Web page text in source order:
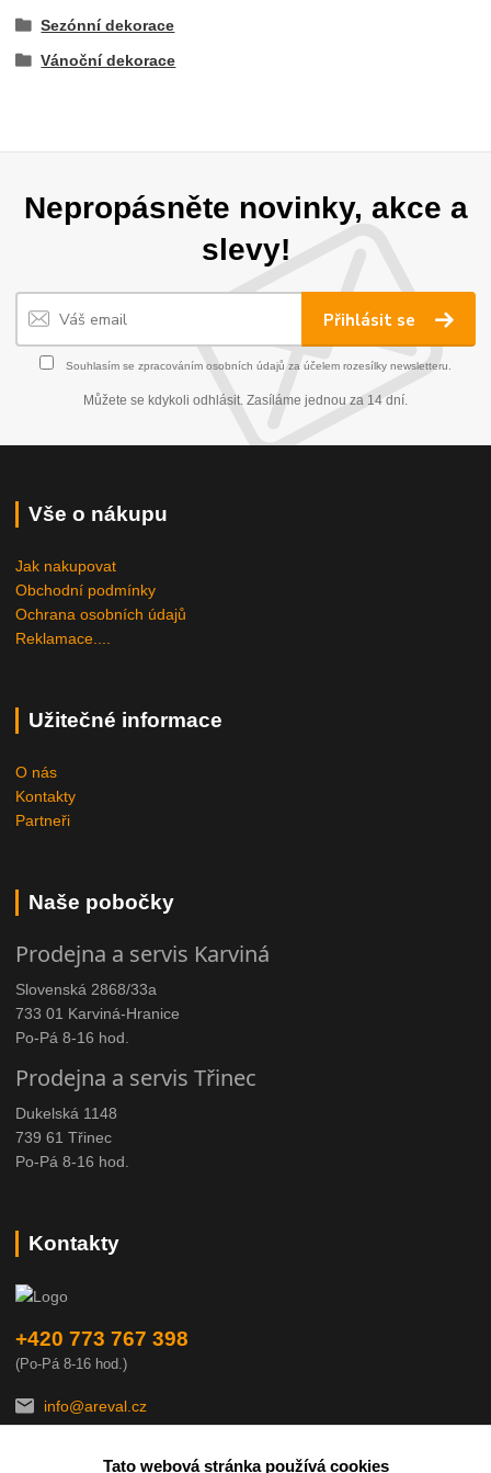
Sezónní dekorace
Vánoční dekorace
Nepropásněte novinky, akce a
slevy!
Přihlásit se
Souhlasím se zpracováním osobních údajů za účelem rozesílky newsletteru.
Můžete se kdykoli odhlásit. Zasíláme jednou za 14 dní.
Vše o nákupu
Jak nakupovat
Obchodní podmínky
Ochrana osobních údajů
Reklamace....
Užitečné informace
O nás
Kontakty
Partneři
Naše pobočky
Prodejna a servis Karviná
Slovenská 2868/33a
733 01 Karviná-Hranice
Po-Pá 8-16 hod.
Prodejna a servis Třinec
Dukelská 1148
739 61 Třinec
Po-Pá 8-16 hod.
Kontakty
+420 773 767 398
(Po-Pá 8-16 hod.)
info@areval.cz
Tato webová stránka používá cookies